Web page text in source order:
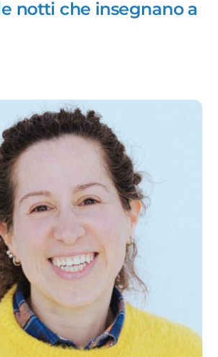
notti che insegnano a